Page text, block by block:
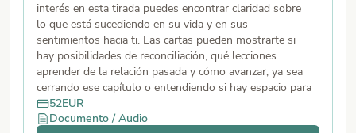
interés en esta tirada puedes encontrar claridad sobre
lo que está sucediendo en su vida y en sus
sentimientos hacia ti. Las cartas pueden mostrarte si
hay posibilidades de reconciliación, qué lecciones
aprender de la relación pasada y cómo avanzar, ya sea
cerrando ese capítulo o entendiendo si hay espacio para
una nueva oportunidad juntos. (AUDIO O TEXTO)
52EUR
Documento / Audio